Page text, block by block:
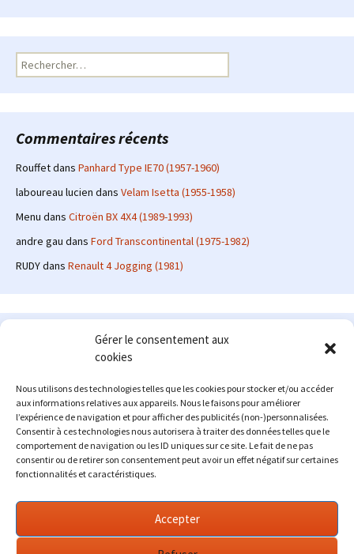
Gérer le consentement aux
cookies
Nous utilisons des technologies telles que les cookies pour stocker et/ou accéder
aux informations relatives aux appareils. Nous le faisons pour améliorer
l’expérience de navigation et pour afficher des publicités (non-)personnalisées.
Consentir à ces technologies nous autorisera à traiter des données telles que le
comportement de navigation ou les ID uniques sur ce site. Le fait de ne pas
consentir ou de retirer son consentement peut avoir un effet négatif sur certaines
fonctionnalités et caractéristiques.
Accepter
Rechercher :
Commentaires récents
Rouffetdans Panhard Type IE70 (1957-1960)
laboureau lucien dans Velam Isetta (1955-1958)
Menu dans Citroën BX 4X4 (1989-1993)
andre gau dans Ford Transcontinental (1975-1982)
RUDYdans Renault 4 Jogging (1981)
Le site en quelques mots
: passionné d'automobile ancienne depuis de
nombreuses années, j'ai commencé à partager ma passion sur
internet à partir de 2009 au travers d'un blog qui a connu un relatif
succès. Fin 2013, je décide de prendre mon autonomie et me lancer
avec mon propre site : l'Automobile Ancienne.
Me contacter : alex(at)lautomobileancienne.com